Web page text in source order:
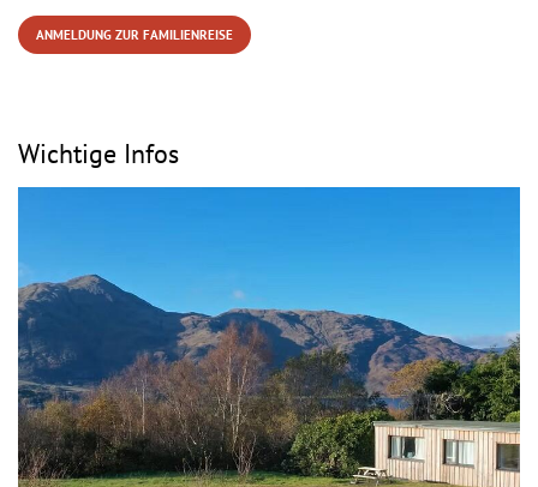
ANMELDUNG ZUR FAMILIENREISE
Wichtige Infos